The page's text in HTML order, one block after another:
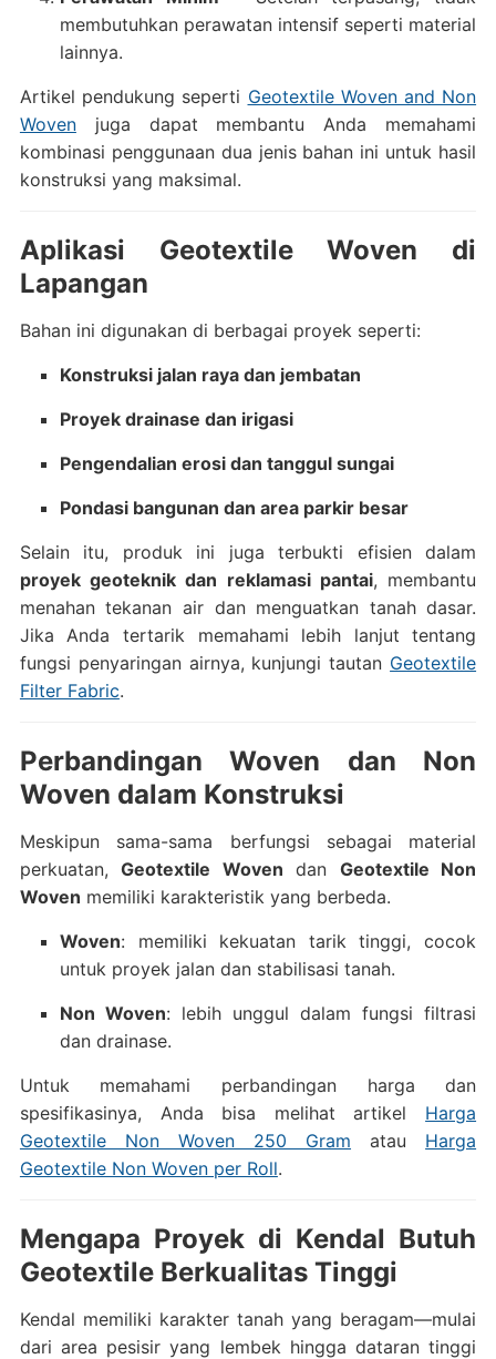
membutuhkan perawatan intensif seperti material
lainnya.
Artikel pendukung seperti Geotextile Woven and Non
Wovenjuga dapat membantu Anda memahami
kombinasi penggunaan dua jenis bahan ini untuk hasil
konstruksi yang maksimal.
Aplikasi Geotextile Woven di
Lapangan
Bahan ini digunakan di berbagai proyek seperti:
Konstruksi jalan raya dan jembatan
Proyek drainase dan irigasi
Pengendalian erosi dan tanggul sungai
Pondasi bangunan dan area parkir besar
Selain itu, produk ini juga terbukti efisien dalam
proyek geoteknik dan reklamasi pantai, membantu
menahan tekanan air dan menguatkan tanah dasar.
Jika Anda tertarik memahami lebih lanjut tentang
fungsi penyaringan airnya, kunjungi tautan Geotextile
Filter Fabric.
Perbandingan Woven dan Non
Woven dalam Konstruksi
Meskipun sama-sama berfungsi sebagai material
perkuatan,Geotextile Woven dan Geotextile Non
Woven memiliki karakteristik yang berbeda.
Woven: memiliki kekuatan tarik tinggi, cocok
untuk proyek jalan dan stabilisasi tanah.
Non Woven: lebih unggul dalam fungsi filtrasi
dan drainase.
Untuk memahami perbandingan harga dan
spesifikasinya, Anda bisa melihat artikel Harga
Geotextile Non Woven 250 Gram atau Harga
Geotextile Non Woven per Roll.
Mengapa Proyek di Kendal Butuh
Geotextile Berkualitas Tinggi
Kendal memiliki karakter tanah yang beragam—mulai
dari area pesisir yang lembek hingga dataran tinggi